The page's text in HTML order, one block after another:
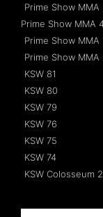
Prime Show MMA
Prime Show MMA
Prime Show MMA
Prime Show MMA
KSW 81
KSW 80
KSW 79
KSW 76
KSW 75
KSW 74
KSW Colosseum 2